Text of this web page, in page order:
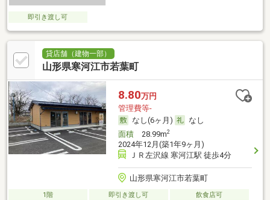
即引き渡し可
貸店舗（建物一部）
山形県寒河江市若葉町
8.80万円
管理費等-
なし(6ヶ月)
なし
面積28.99m2
2024年12月(築1年9ヶ月)
ＪＲ左沢線 寒河江駅 徒歩4分
山形県寒河江市若葉町
1階 即引き渡し可
飲食店可